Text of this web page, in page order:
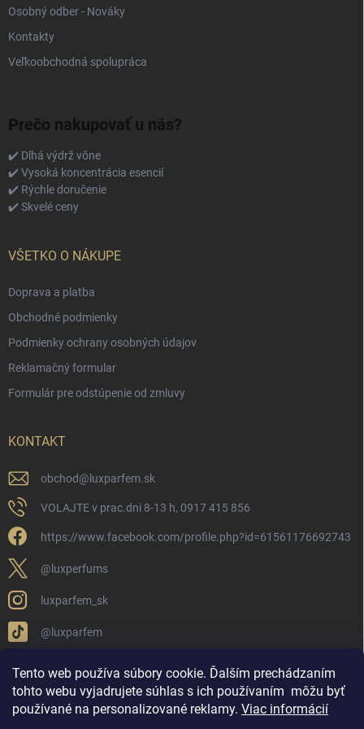
Tento web používa súbory cookie. Ďalším prechádzaním
tohto webu vyjadrujete súhlas s ich používaním môžu byť
používané na personalizované reklamy. Viac informácií
Osobný odber - Nováky
Kontakty
Veľkoobchodná spolupráca
Prečo nakupovať u nás?
✔️ Dlhá výdrž vône
✔️ Vysoká koncentrácia esencií
✔️ Rýchle doručenie
✔️ Skvelé ceny
VŠETKO O NÁKUPE
Doprava a platba
Obchodné podmienky
Podmienky ochrany osobných údajov
Reklamačný formular
Formulár pre odstúpenie od zmluvy
KONTAKT
obchod@ luxparfem.sk
VOLAJTE v prac.dni 8-13 h, 0917 415 856
https://www.facebook.com/profile.php?id=61561176692743
@luxperfums
luxparfem_sk
@luxparfem
LUX PARFÉM NOVÁKY
Lux Parfém Skupina na FB
Lux Parfum - Česká Republika
Lux Parfumok - Hungary